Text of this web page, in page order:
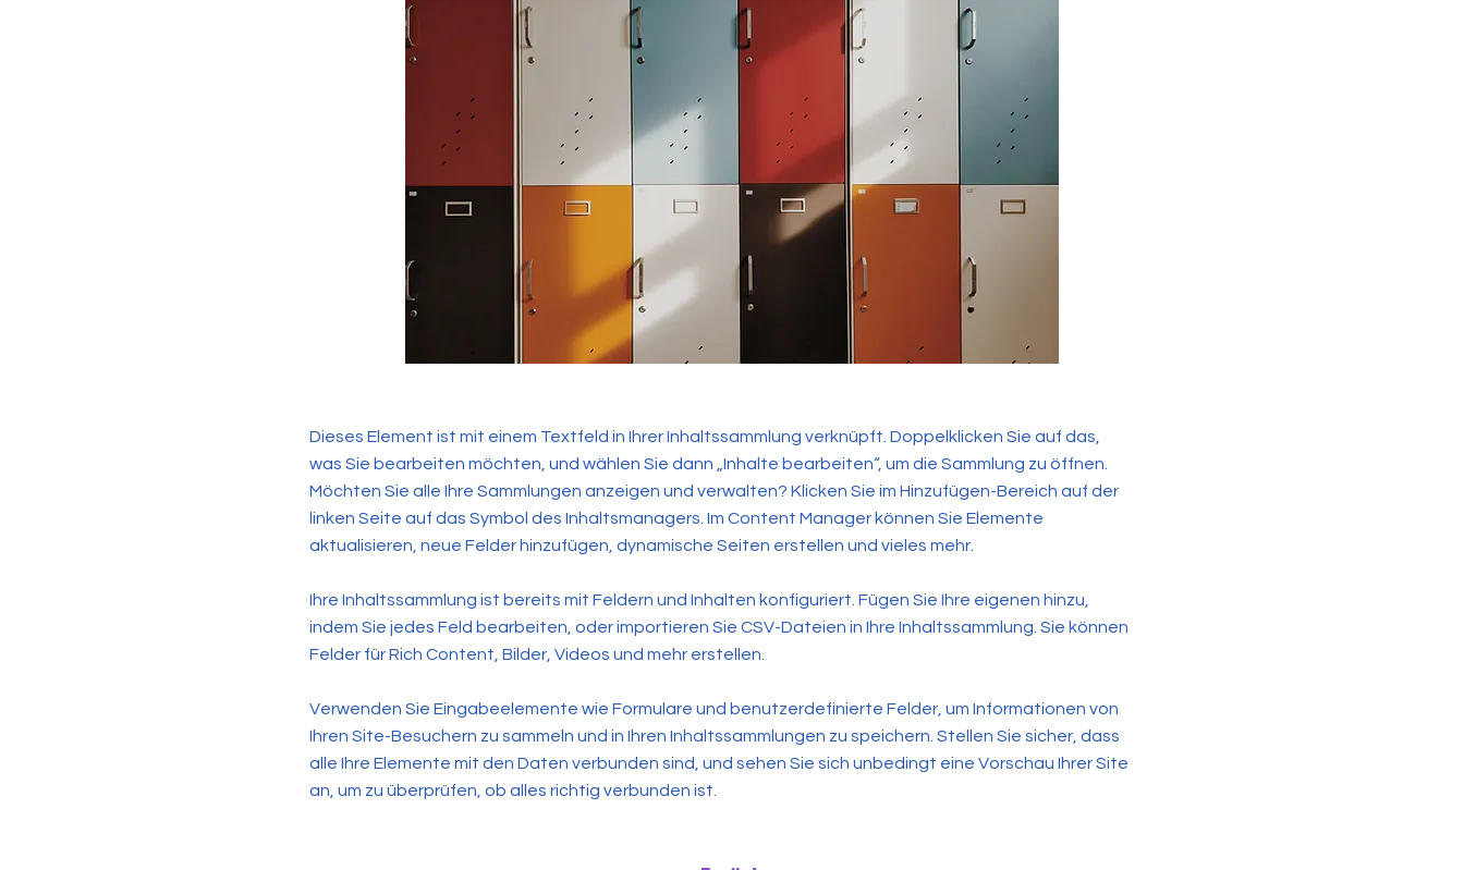
Dieses Element ist mit einem Textfeld in Ihrer Inhaltssammlung verknüpft. Doppelklicken Sie auf das,
was Sie bearbeiten möchten, und wählen Sie dann „Inhalte bearbeiten“, um die Sammlung zu öffnen.
Möchten Sie alle Ihre Sammlungen anzeigen und verwalten? Klicken Sie im Hinzufügen-Bereich auf der
linken Seite auf das Symbol des Inhaltsmanagers. Im Content Manager können Sie Elemente
aktualisieren, neue Felder hinzufügen, dynamische Seiten erstellen und vieles mehr.
Ihre Inhaltssammlung ist bereits mit Feldern und Inhalten konfiguriert. Fügen Sie Ihre eigenen hinzu,
indem Sie jedes Feld bearbeiten, oder importieren Sie CSV-Dateien in Ihre Inhaltssammlung. Sie können
Felder für Rich Content, Bilder, Videos und mehr erstellen.
Verwenden Sie Eingabeelemente wie Formulare und benutzerdefinierte Felder, um Informationen von
Ihren Site-Besuchern zu sammeln und in Ihren Inhaltssammlungen zu speichern. Stellen Sie sicher, dass
alle Ihre Elemente mit den Daten verbunden sind, und sehen Sie sich unbedingt eine Vorschau Ihrer Site
an, um zu überprüfen, ob alles richtig verbunden ist.